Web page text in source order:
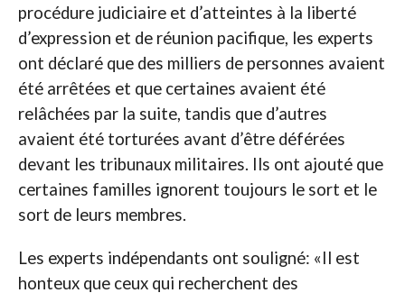
procédure judiciaire et d’atteintes à la liberté
d’expression et de réunion pacifique, les experts
ont déclaré que des milliers de personnes avaient
été arrêtées et que certaines avaient été
relâchées par la suite, tandis que d’autres
avaient été torturées avant d’être déférées
devant les tribunaux militaires. Ils ont ajouté que
certaines familles ignorent toujours le sort et le
sort de leurs membres.
Les experts indépendants ont souligné: «Il est
honteux que ceux qui recherchent des